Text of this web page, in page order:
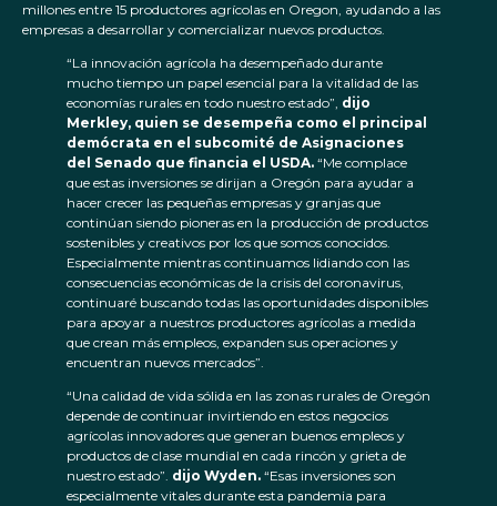
millones entre 15 productores agrícolas en Oregon, ayudando a las
empresas a desarrollar y comercializar nuevos productos.
“La innovación agrícola ha desempeñado durante
mucho tiempo un papel esencial para la vitalidad de las
economías rurales en todo nuestro estado”, dijo
Merkley, quien se desempeña como el principal
demócrata en el subcomité de Asignaciones
del Senado que financia el USDA. “Me complace
que estas inversiones se dirijan a Oregón para ayudar a
hacer crecer las pequeñas empresas y granjas que
continúan siendo pioneras en la producción de productos
sostenibles y creativos por los que somos conocidos.
Especialmente mientras continuamos lidiando con las
consecuencias económicas de la crisis del coronavirus,
continuaré buscando todas las oportunidades disponibles
para apoyar a nuestros productores agrícolas a medida
que crean más empleos, expanden sus operaciones y
encuentran nuevos mercados”.
“Una calidad de vida sólida en las zonas rurales de Oregón
depende de continuar invirtiendo en estos negocios
agrícolas innovadores que generan buenos empleos y
productos de clase mundial en cada rincón y grieta de
nuestro estado”. dijo Wyden. “Esas inversiones son
especialmente vitales durante esta pandemia para